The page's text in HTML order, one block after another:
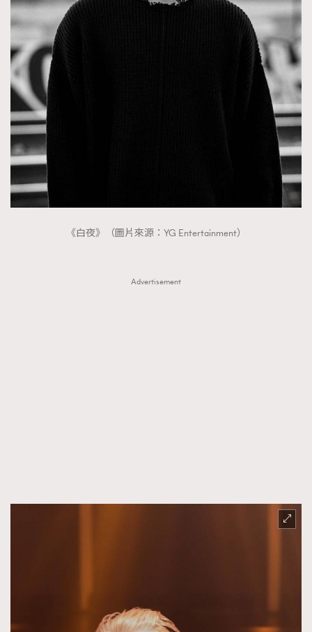
《白夜》（圖片來源：YG Entertainment）
Advertisement